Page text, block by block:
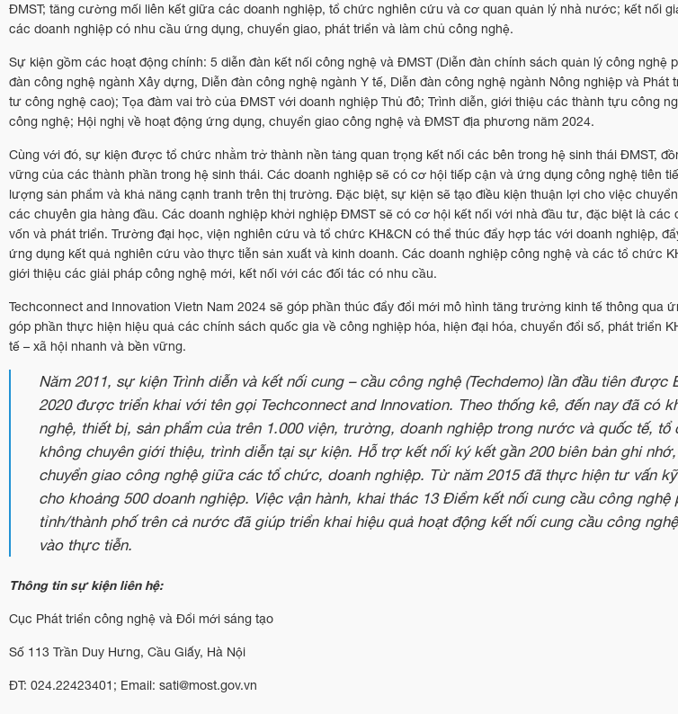
ĐMST; tăng cường mối liên kết giữa các doanh nghiệp, tổ chức nghiên cứu và cơ quan quản lý nhà nước; kết nối
các doanh nghiệp có nhu cầu ứng dụng, chuyển giao, phát triển và làm chủ công nghệ.
Sự kiện gồm các hoạt động chính: 5 diễn đàn kết nối công nghệ và ĐMST (Diễn đàn chính sách quản lý công nghệ
đàn công nghệ ngành Xây dựng, Diễn đàn công nghệ ngành Y tế, Diễn đàn công nghệ ngành Nông nghiệp và Phát
tư công nghệ cao); Tọa đàm vai trò của ĐMST với doanh nghiệp Thủ đô; Trình diễn, giới thiệu các thành tựu công
công nghệ; Hội nghị về hoạt động ứng dụng, chuyển giao công nghệ và ĐMST địa phương năm 2024.
Cùng với đó, sự kiện được tổ chức nhằm trở thành nền tảng quan trọng kết nối các bên trong hệ sinh thái ĐMST,
vững của các thành phần trong hệ sinh thái. Các doanh nghiệp sẽ có cơ hội tiếp cận và ứng dụng công nghệ tiên
lượng sản phẩm và khả năng cạnh tranh trên thị trường. Đặc biệt, sự kiện sẽ tạo điều kiện thuận lợi cho việc
các chuyên gia hàng đầu. Các doanh nghiệp khởi nghiệp ĐMST sẽ có cơ hội kết nối với nhà đầu tư, đặc biệt là các
vốn và phát triển. Trường đại học, viện nghiên cứu và tổ chức KH&CN có thể thúc đẩy hợp tác với doanh nghiệp,
ứng dụng kết quả nghiên cứu vào thực tiễn sản xuất và kinh doanh. Các doanh nghiệp công nghệ và các tổ chức
giới thiệu các giải pháp công nghệ mới, kết nối với các đối tác có nhu cầu.
Techconnect and Innovation Vietn Nam 2024 sẽ góp phần thúc đẩy đổi mới mô hình tăng trưởng kinh tế thông qua
góp phần thực hiện hiệu quả các chính sách quốc gia về công nghiệp hóa, hiện đại hóa, chuyển đổi số, phát triển
tế – xã hội nhanh và bền vững.
Năm 2011, sự kiện Trình diễn và kết nối cung – cầu công nghệ (Techdemo) lần đầu tiên
2020 được triển khai với tên gọi Techconnect and Innovation. Theo thống kê, đến nay đã có
nghệ, thiết bị, sản phẩm của trên 1.000 viện, trường, doanh nghiệp trong nước và quốc tế, tổ
không chuyên giới thiệu, trình diễn tại sự kiện. Hỗ trợ kết nối ký kết gần 200 biên bản ghi
chuyển giao công nghệ giữa các tổ chức, doanh nghiệp. Từ năm 2015 đã thực hiện tư vấn
cho khoảng 500 doanh nghiệp. Việc vận hành, khai thác 13 Điểm kết nối cung cầu công nghệ
tỉnh/thành phố trên cả nước đã giúp triển khai hiệu quả hoạt động kết nối cung cầu công
vào thực tiễn.
Thông tin sự kiện liên hệ:
Cục Phát triển công nghệ và Đổi mới sáng tạo
Số 113 Trần Duy Hưng, Cầu Giấy, Hà Nội
ĐT: 024.22423401; Email: sati@most.gov.vn